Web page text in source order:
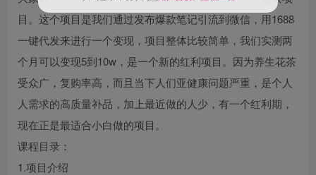
目。这个项目是我们通过发布爆款笔记引流到微信，用1688
一键代发来进行一个变现，项目整体比较简单，我们实测两
个月可以变现5到10w，是一个新的红利项目。因为养生花茶
受众广，复购率高，而且当下人们亚健康问题严重，是个人
人需求的高质量补品，加上最近做的人少，有一个红利期，
现在正是最适合小白做的项目。
课程目录：
1.项目介绍